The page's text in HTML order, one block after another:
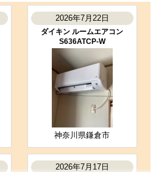
ざ
受注満足度 ★★★☆☆
声をもっと見る
2026年7月22日
ダイキン ルームエアコン
S636ATCP-W
神奈川県鎌倉市
2026年7月17日